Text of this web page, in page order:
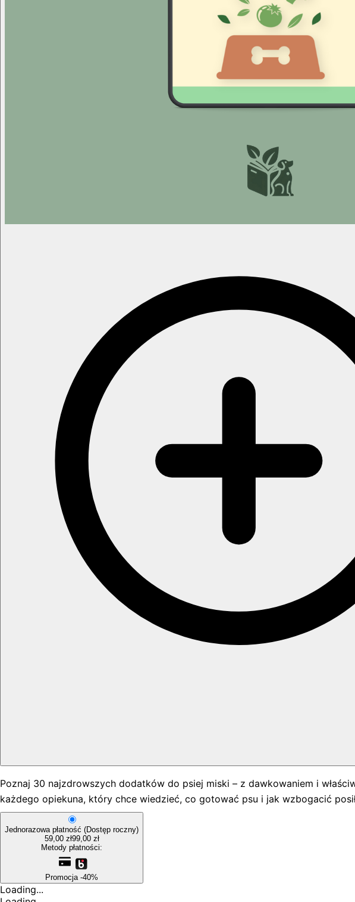
Poznaj 30 najzdrowszych dodatków do psiej miski – z dawkowaniem i
każdego opiekuna, który chce wiedzieć, co gotować psu i jak wzbogacić
Jednorazowa płatność (Dostęp roczny)
59,00 zł99,00 zł
Metody płatności:
Promocja -40%
Loading...